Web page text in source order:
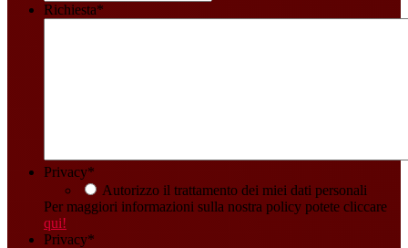
Richiesta*
Privacy*
Autorizzo il trattamento dei miei dati personali
Per maggiori informazioni sulla nostra policy potete cliccare
qui!
Privacy*